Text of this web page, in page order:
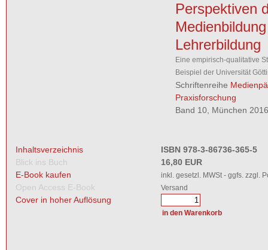
Perspektiven
Lehrerbildung
Eine empirisch-qualitative
Beispiel der Universität
Schriftenreihe
Praxisforschung
Band 10, München
Inhaltsverzeichnis
Blick ins Buch
E-Book kaufen
Open Access E-Book
Cover in hoher Auflösung
ISBN 978-3-86736-365-5
16,80 EUR
inkl. gesetzl. MWSt - ggfs. zzgl.
Versand